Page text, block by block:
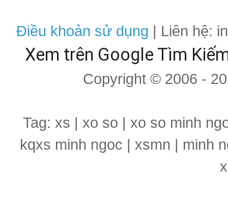
Điều khoản sử dụng | Liên hệ:
Xem trên Google Tìm
Copyright © 2006 -
Tag: xs | xo so | xo so minh
kqxs minh ngoc | xsmn | minh